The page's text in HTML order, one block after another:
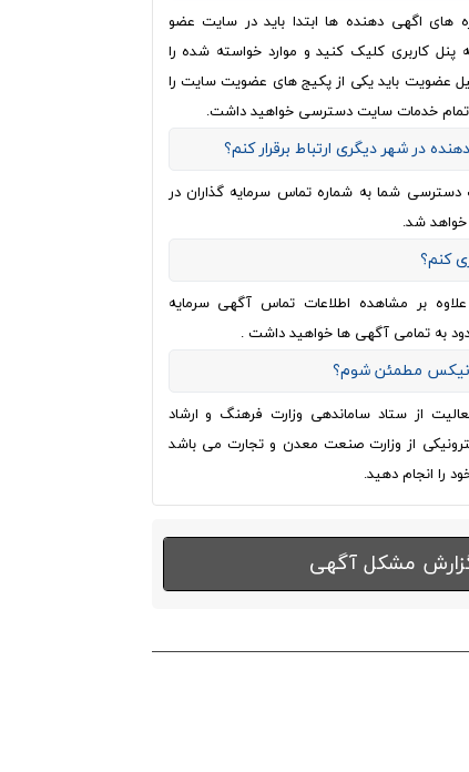
اگهی دهنده ها ابتدا باید در سایت عضو
پنل کاربری کلیک کنید و موارد خواسته شده را
عضویت باید یکی از پکیج های عضویت سایت را
خدمات سایت دسترسی خواهید داشت.
در شهر دیگری ارتباط برقرار کنم؟
دسترسی شما به شماره تماس سرمایه گذاران در
خواهد شد.
کنم؟
بر مشاهده اطلاعات تماس آگهی سرمایه
به تمامی آگهی ها خواهید داشت .
مطمئن شوم؟
از ستاد ساماندهی وزارت فرهنگ و ارشاد
از وزارت صنعت معدن و تجارت می باشد
را انجام دهید.
مشکل آگهی